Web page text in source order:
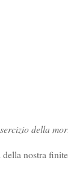
della
nostra